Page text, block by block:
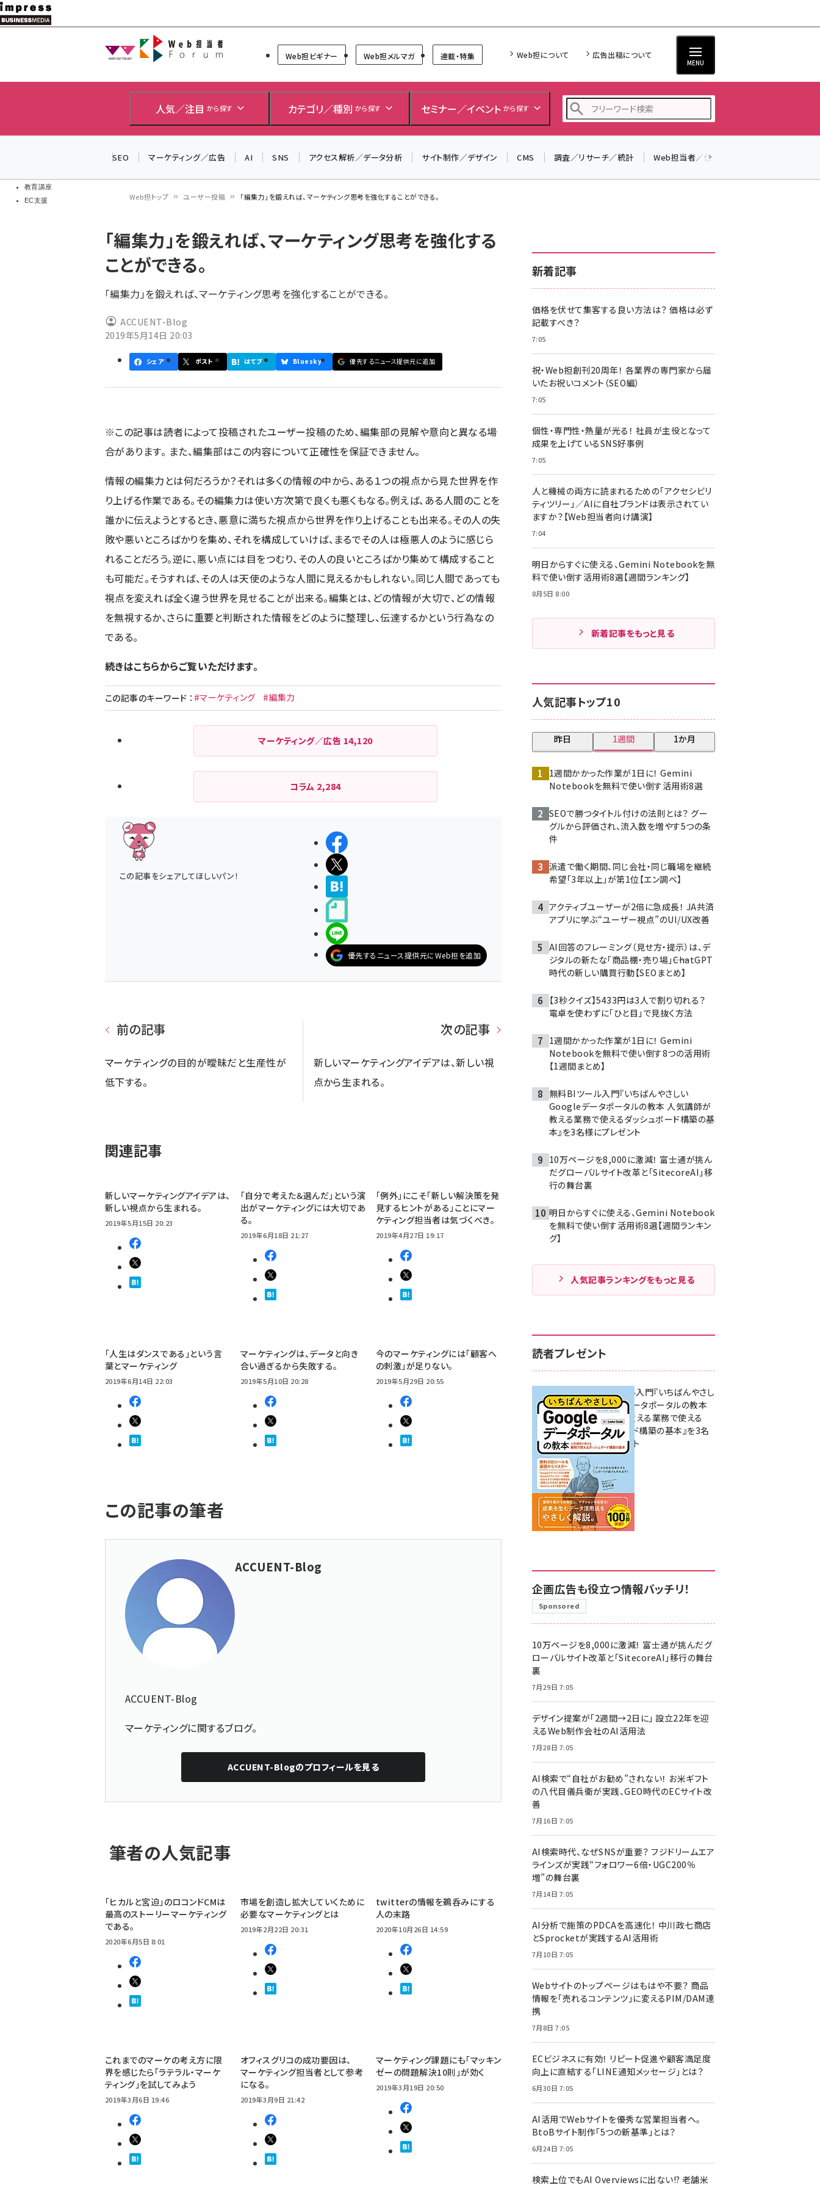
メ
イ
教育講座
EC支援
Web担当者Forum
Web担ビギナー Web担メルマガ 連載・特集 Web担について 広告出稿について
MENU
人気／注目 から探す カテゴリ／種別 から探す セミナー／イベント から探す
z世代 (1620)
meo (1274)
SEO マーケティング／広告 AI SNS アクセス解析／データ分析 サイト制作／デザイン CMS 調査／リサーチ／統計 Web担当者／仕事
ン
く
ず
Web担トップ ユーザー投稿 「編集力」を鍛えれば、マーケティング思考を強化することができる。
「編集力」を鍛えれば、マーケティング思考を強化する
ことができる。
「編集力」を鍛えれば、マーケティング思考を強化することができる。
ACCUENT-Blog
2019年5月14日 20:03
シェア ポスト はてブ Bluesky 優先するニュース提供元に追加
※この記事は読者によって投稿されたユーザー投稿のため、編集部の見解や意向と異なる場
合があります。 また、編集部はこの内容について正確性を保証できません。
情報の編集力とは何だろうか？それは多くの情報の中から、ある１つの視点から見た世界を作
り上げる作業である。その編集力は使い方次第で良くも悪くもなる。例えば、ある人間のことを
誰かに伝えようとするとき、悪意に満ちた視点から世界を作り上げることも出来る。その人の失
敗や悪いところばかりを集め、それを構成していけば、まるでその人は極悪人のように感じら
れることだろう。逆に、悪い点には目をつむり、その人の良いところばかり集めて構成すること
も可能だ。そうすれば、その人は天使のような人間に見えるかもしれない。同じ人間であっても
視点を変えれば全く違う世界を見せることが出来る。編集とは、どの情報が大切で、どの情報
を無視するか、さらに重要と判断された情報をどのように整理し、伝達するかという行為なの
である。
続きはこちらからご覧いただけます。
この記事のキーワード ： #マーケティング #編集力
マーケティング／広告 14,120
コラム 2,284
この記事をシェアしてほしいパン！
シェアする
ポストする
LINEで送る
優先するニュース提供元にWeb担を追加
前の記事
マーケティングの目的が曖昧だと生産性が
低下する。
次の記事
新しいマーケティングアイデアは、新しい視
点から生まれる。
関連記事
新しいマーケティングアイデアは、
新しい視点から生まれる。
2019年5月15日 20:23
「自分で考えた＆選んだ」という演
出がマーケティングには大切であ
る。
2019年6月18日 21:27
「例外」にこそ「新しい解決策を発
見するヒントがある」ことにマー
ケティング担当者は気づくべき。
2019年4月27日 19:17
「人生はダンスである」という言
葉とマーケティング
2019年6月14日 22:03
マーケティングは、データと向き
合い過ぎるから失敗する。
2019年5月10日 20:28
今のマーケティングには「顧客へ
の刺激」が足りない。
2019年5月29日 20:55
この記事の筆者
ACCUENT-Blog
ACCUENT-Blog
マーケティングに関するブログ。
ACCUENT-Blogのプロフィールを見る
筆者の人気記事
「ヒカルと宮迫」のロコンドCMは
最高のストーリーマーケティング
である。
2020年6月5日 8:01
市場を創造し拡大していくために
必要なマーケティングとは
2019年2月22日 20:31
twitterの情報を鵜呑みにする
人の末路
2020年10月26日 14:59
これまでのマーケの考え方に限
界を感じたら「ラテラル・マーケ
ティング」を試してみよう
2019年3月6日 19:46
オフィスグリコの成功要因は、
マーケティング担当者として参考
になる。
2019年3月9日 21:42
マーケティング課題にも「マッキン
ゼーの問題解決10則」が効く
2019年3月19日 20:50
新着記事
価格を伏せて集客する良い方法は？ 価格は必ず
記載すべき？
7:05
祝・Web担創刊20周年！ 各業界の専門家から届
いたお祝いコメント（SEO編）
7:05
個性・専門性・熱量が光る！ 社員が主役となって
成果を上げているSNS好事例
7:05
人と機械の両方に読まれるための「アクセシビリ
ティツリー」／AIに自社ブランドは表示されてい
ますか？【Web担当者向け講演】
7:04
明日からすぐに使える、Gemini Notebookを無
料で使い倒す活用術8選【週間ランキング】
8月5日 8:00
新着記事をもっと見る
人気記事トップ10
昨日 1週間 1か月
1週間かかった作業が1日に！ Gemini
Notebookを無料で使い倒す活用術8選
SEOで勝つタイトル付けの法則とは？ グー
グルから評価され、流入数を増やす5つの条
件
派遣で働く期間、同じ会社・同じ職場を継続
希望「3年以上」が第1位【エン調べ】
アクティブユーザーが2倍に急成長！ JA共済
アプリに学ぶ“ユーザー視点”のUI/UX改善
AI回答のフレーミング（見せ方・提示）は、デ
ジタルの新たな「商品棚・売り場」――ChatGPT
時代の新しい購買行動【SEOまとめ】
【3秒クイズ】5433円は3人で割り切れる？
電卓を使わずに「ひと目」で見抜く方法
1週間かかった作業が1日に！ Gemini
Notebookを無料で使い倒す8つの活用術
【1週間まとめ】
無料BIツール入門『いちばんやさしい
Googleデータポータルの教本 人気講師が
教える業務で使えるダッシュボード構築の基
本』を3名様にプレゼント
10万ページを8,000に激減！ 富士通が挑ん
だグローバルサイト改革と「SitecoreAI」移
行の舞台裏
明日からすぐに使える、Gemini Notebook
を無料で使い倒す活用術8選【週間ランキン
グ】
人気記事ランキングをもっと見る
読者プレゼント
無料BIツール入門『いちばんやさし
いGoogleデータポータルの教本
人気講師が教える業務で使える
ダッシュボード構築の基本』を3名
様にプレゼント
7月31日 10:00
企画広告も役立つ情報バッチリ！
Sponsored
10万ページを8,000に激減！ 富士通が挑んだグ
ローバルサイト改革と「SitecoreAI」移行の舞台
裏
7月29日 7:05
デザイン提案が「2週間→2日に」 設立22年を迎
えるWeb制作会社のAI活用法
7月28日 7:05
AI検索で“自社がお勧め”されない！ お米ギフト
の八代目儀兵衛が実践、GEO時代のECサイト改
善
7月16日 7:05
AI検索時代、なぜSNSが重要？ フジドリームエア
ラインズが実践“フォロワー6倍・UGC200％
増”の舞台裏
7月14日 7:05
AI分析で施策のPDCAを高速化！ 中川政七商店
とSprocketが実践するAI活用術
7月10日 7:05
Webサイトのトップページはもはや不要？ 商品
情報を「売れるコンテンツ」に変えるPIM/DAM連
携
7月8日 7:05
ECビジネスに有効！ リピート促進や顧客満足度
向上に直結する「LINE通知メッセージ」とは？
6月30日 7:05
AI活用でWebサイトを優秀な営業担当者へ。
BtoBサイト制作「5つの新基準」とは？
6月24日 7:05
検索上位でもAI Overviewsに出ない!? 老舗米
＼ 読者アンケートにご協力ください ／
▼アンケートページはこちらから▼